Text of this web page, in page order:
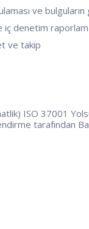
ve
iç denetim
ve takip
ISO 37001
tarafından